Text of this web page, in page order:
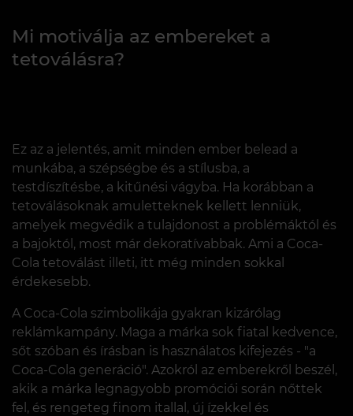
Mi motiválja az embereket a
tetoválásra?
Ez az a jelentés, amit minden ember belead a
munkába, a szépségbe és a stílusba, a
testdíszítésbe, a kitűnési vágyba. Ha korábban a
tetoválásoknak amuletteknek kellett lenniük,
amelyek megvédik a tulajdonost a problémáktól és
a bajoktól, most már dekoratívabbak. Ami a Coca-
Cola tetoválást illeti, itt még minden sokkal
érdekesebb.
A Coca-Cola szimbolikája gyakran kizárólag
reklámkampány. Maga a márka sok fiatal kedvence,
sőt szóban és írásban is használatos kifejezés - "a
Coca-Cola generáció". Azokról az emberekről beszél,
akik a márka legnagyobb promóciói során nőttek
fel, és rengeteg finom itallal, új ízekkel és